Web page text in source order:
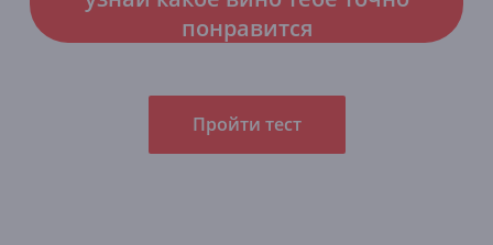
понравится
Пройти тест